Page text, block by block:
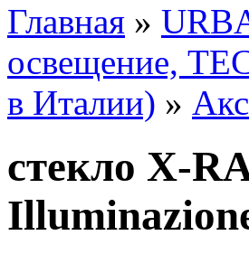
Главная »
освещение,
в Италии) »
стекло X-